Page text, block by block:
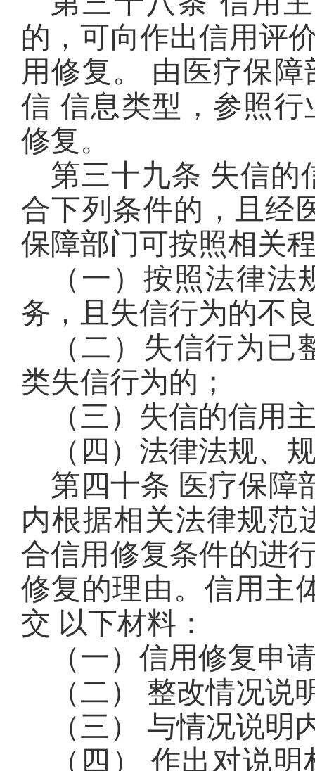
的，可向作出信用评
用修复。 由医疗保
信 信息类型，参照
修复。
第三十九条 失信的
合下列条件的，且经
保障部门可按照相关
（一）按照法律
务，且失信行为的不
（二）失信行为
类失信行为的；
（三）失信的信用
（四）法律法规、
第四十条 医疗保障
内根据相关法律规范
合信用修复条件的进
修复的理由。信用主
交 以下材料：
（一）信用修复申
（二） 整改情况
（三） 与情况说明
（四） 作出对说